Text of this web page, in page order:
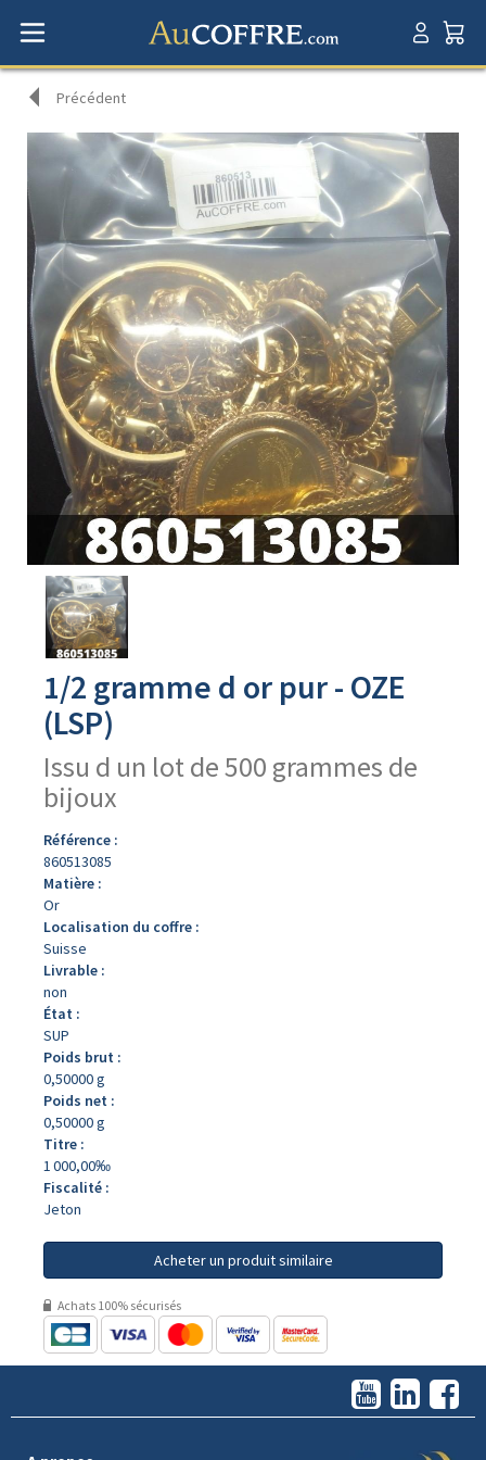
Précédent
Avers
produit
1/2 gramme d or pur - OZE
(LSP)
Issu d un lot de 500 grammes de
bijoux
Référence :
860513085
Matière :
Or
Localisation du coffre :
Suisse
Livrable :
non
État :
SUP
Poids brut :
0,50000 g
Poids net :
0,50000 g
Titre :
1 000,00‰
Fiscalité :
Jeton
Acheter un produit similaire
Achats 100% sécurisés